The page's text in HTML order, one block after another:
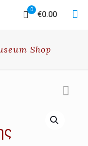
0
€0.00
Shop